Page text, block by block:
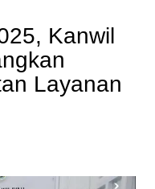
Kanwil
Layanan